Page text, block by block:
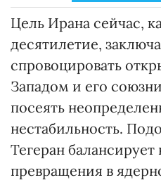
Цель Ирана сейчас,
десятилетие,
спровоцировать
Западом и его
посеять
нестабильность.
Тегеран балансирует
превращения в